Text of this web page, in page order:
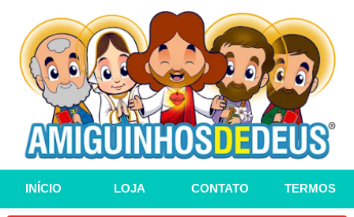
INÍCIO LOJA CONTATO TERMOS